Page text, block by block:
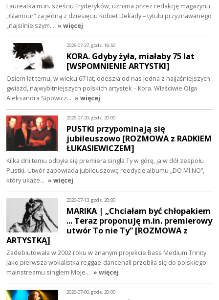
Laureatka m.in. sześciu Fryderyków, uznana przez redakcję magazynu
„Glamour” za jedną z dziesięciu Kobiet Dekady – tytułu przyznawanego
„najsilniejszym… » więcej
2026-07-27, godz. 18:50
KORA. Gdyby żyła, miałaby 75 lat
[WSPOMNIENIE ARTYSTKI]
Osiem lat temu, w wieku 67 lat, odeszła od nas jedna z najjaśniejszych
gwiazd, najwybitniejszych polskich artystek – Kora. Właściwie Olga
Aleksandra Sipowicz… » więcej
2026-07-20, godz. 20:00
PUSTKI przypominają się
jubileuszowo [ROZMOWA z RADKIEM
ŁUKASIEWICZEM]
Kilka dni temu odbyła się premiera singla Ty w górę, ja w dół zespołu
Pustki. Utwór zapowiada jubileuszową reedycję albumu „DO MI NO”,
który ukaże… » więcej
2026-07-13, godz. 20:00
MARIKA | „Chciałam być chłopakiem
... Teraz proponuję m.in. premierowy
utwór To nie Ty” [ROZMOWA z
ARTYSTKĄ]
Zadebiutowała w 2002 roku w znanym projekcie Bass Medium Trinity.
Jako pierwsza wokalistka reggae-dancehall przebiła się do polskiego
mainstreamu singlem Moje… » więcej
2026-07-06, godz. 20:00